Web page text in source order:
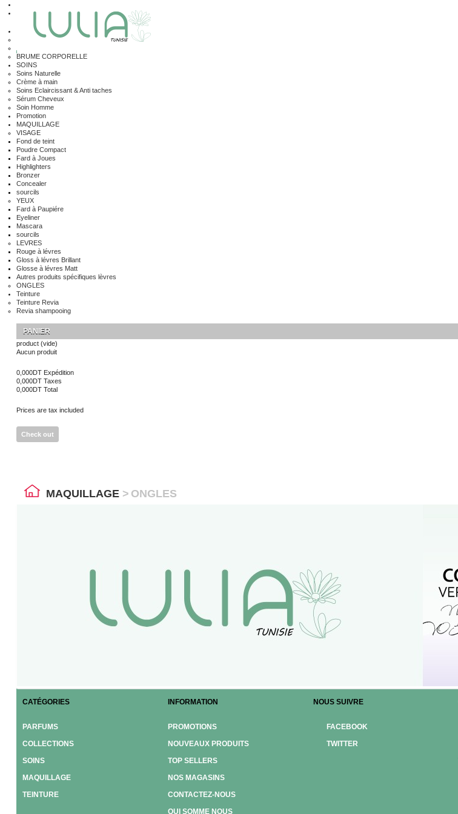
Panier :
(vide)
PARFUMS
PARFUMS FEMMES
BRUME CORPORELLE
SOINS
Soins Naturelle
Crème à main
Soins Eclaircissant & Anti taches
Sérum Cheveux
Soin Homme
Promotion
MAQUILLAGE
VISAGE
Fond de teint
Poudre Compact
Fard à Joues
Highlighters
Bronzer
Concealer
sourcils
YEUX
Fard à Paupiére
Eyeliner
Mascara
sourcils
LEVRES
Rouge à lévres
Gloss à lévres Brillant
Glosse à lévres Matt
Autres produits spécifiques lèvres
ONGLES
Teinture
Teinture Revia
Revia shampooing
PANIER
product (vide)
Aucun produit
0,000DT Expédition
0,000DT Taxes
0,000DT Total
Prices are tax included
Check out
MAQUILLAGE > ONGLES
CATÉGORIES
PARFUMS
COLLECTIONS
SOINS
MAQUILLAGE
TEINTURE
INFORMATION
PROMOTIONS
NOUVEAUX PRODUITS
TOP SELLERS
NOS MAGASINS
CONTACTEZ-NOUS
QUI SOMME NOUS
NOUS SUIVRE
FACEBOOK
TWITTER